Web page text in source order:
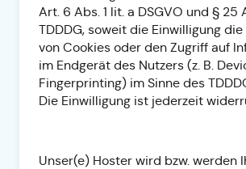
Art. 6 Abs. 1 lit. a DSGVO und § 25
TDDDG, soweit die Einwilligung
von Cookies oder den Zugriff auf
im Endgerät des Nutzers (z. B.
Fingerprinting) im Sinne des
Die Einwilligung ist jederzeit
Unser(e) Hoster wird bzw. werden